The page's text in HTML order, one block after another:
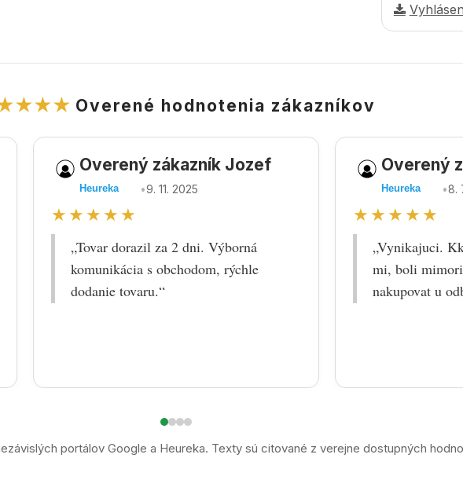
Overené hodnotenia zákazníkov
Overený zákazník Jozef
Heureka •9. 11. 2025
★★★★★
„Tovar dorazil za 2 dni. Výborná
komunikácia s obchodom, rýchle
dodanie tovaru.“
Overený
Heureka •8.
★★★★★
„Vynikajuci.
mi, boli
nakupovat u
portálov Google a Heureka. Texty sú citované z verejne dostupných